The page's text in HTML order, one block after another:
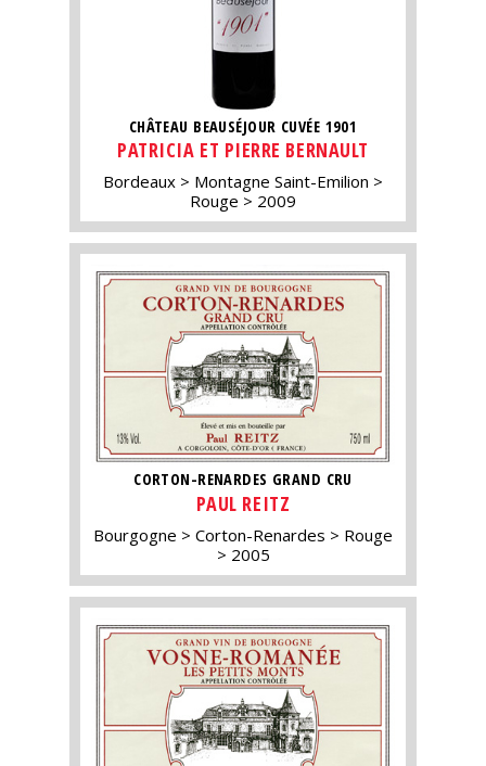
CHÂTEAU BEAUSÉJOUR CUVÉE 1901
PATRICIA ET PIERRE BERNAULT
Bordeaux
Montagne Saint-Emilion
Rouge
2009
CORTON-RENARDES GRAND CRU
PAUL REITZ
Bourgogne Corton-Renardes
Rouge
2005